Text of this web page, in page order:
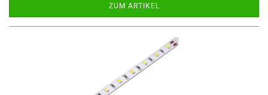
ZUM ARTIKEL